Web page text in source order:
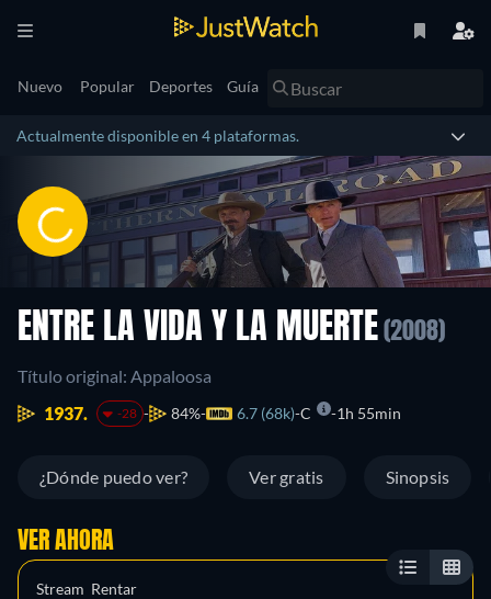
Nuevo Popular Deportes Guía
Actualmente disponible en 4 plataformas.
ENTRE LA VIDA Y LA MUERTE (2008)
Título original: Appaloosa
1937.
-28 84% 6.7 (68k) C 1h 55min
¿Dónde puedo ver? Ver gratis Sinopsis
VER AHORA
Stream Rentar